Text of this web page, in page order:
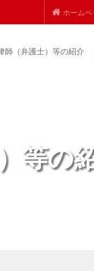
ホームペ
師（弁護士）等の紹介
等の